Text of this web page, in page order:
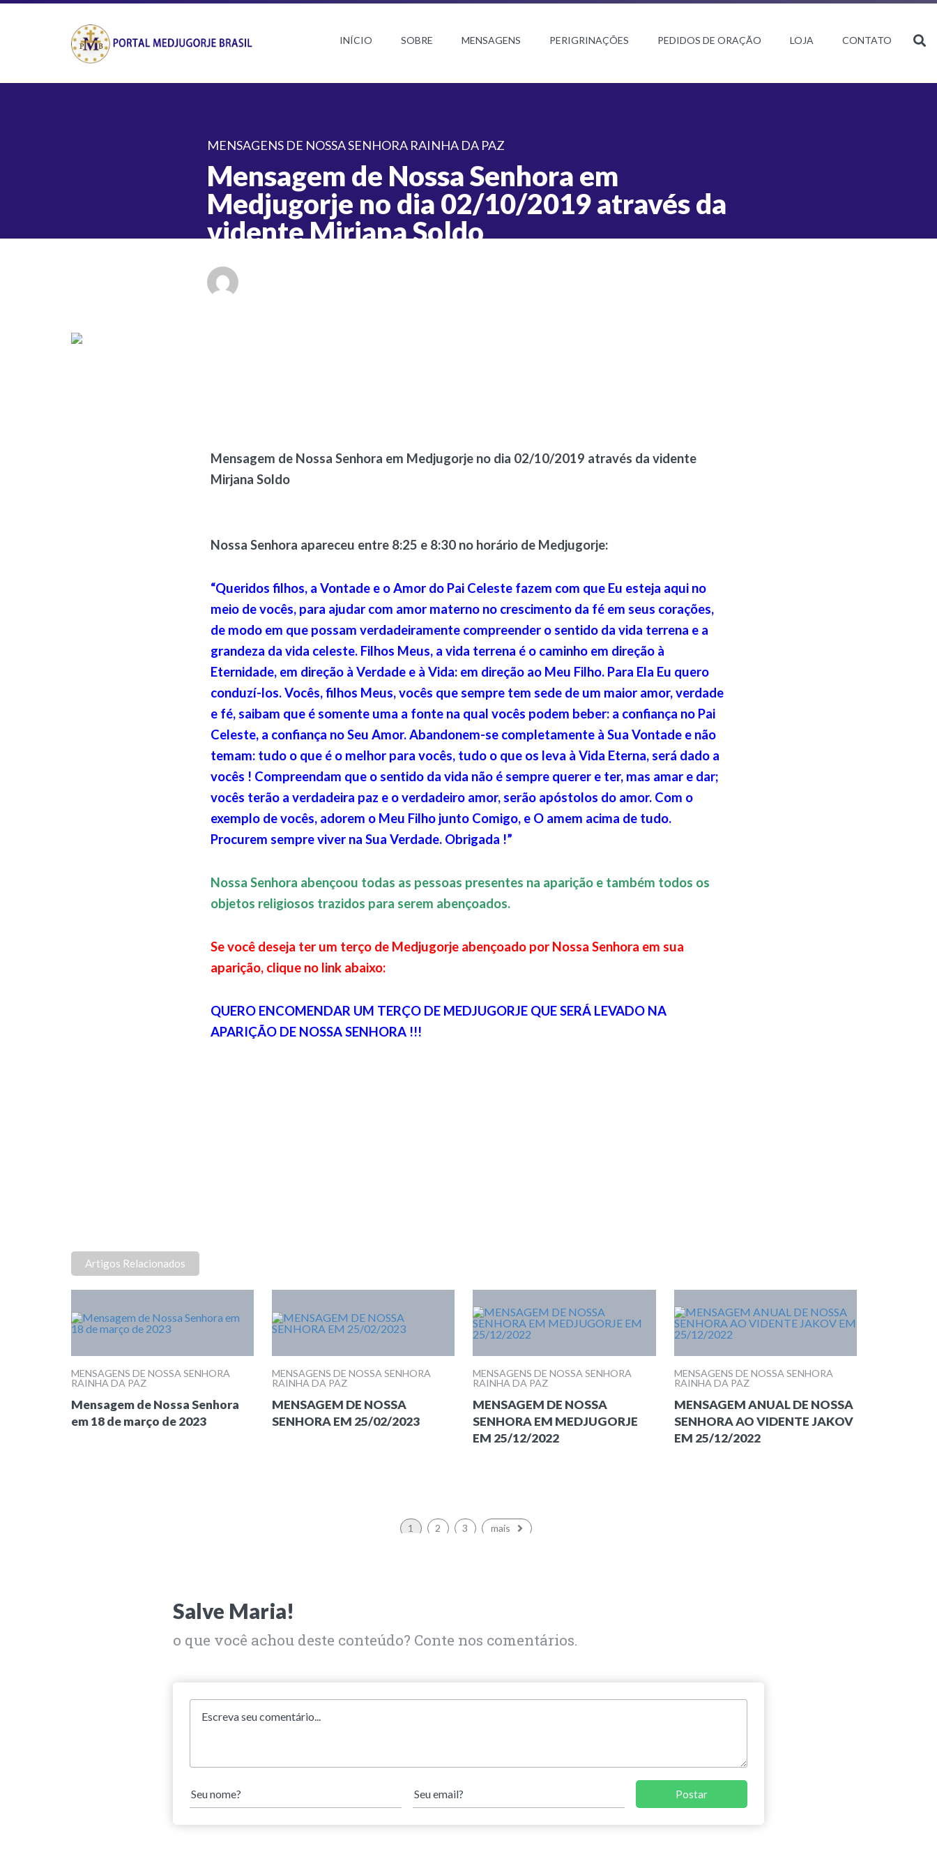
INÍCIO SOBRE MENSAGENS PERIGRINAÇÕES PEDIDOS DE ORAÇÃO LOJA CONTATO
MENSAGENS DE NOSSA SENHORA RAINHA DA PAZ
Mensagem de Nossa Senhora em
Medjugorje no dia 02/10/2019 através da
vidente Mirjana Soldo
Mensagem de Nossa Senhora em Medjugorje no dia 02/10/2019 através da vidente
Mirjana Soldo
Nossa Senhora apareceu entre 8:25 e 8:30 no horário de Medjugorje:
“Queridos filhos, a Vontade e o Amor do Pai Celeste fazem com que Eu esteja aqui no
meio de vocês, para ajudar com amor materno no crescimento da fé em seus corações,
de modo em que possam verdadeiramente compreender o sentido da vida terrena e a
grandeza da vida celeste. Filhos Meus, a vida terrena é o caminho em direção à
Eternidade, em direção à Verdade e à Vida: em direção ao Meu Filho. Para Ela Eu quero
conduzí-los. Vocês, filhos Meus, vocês que sempre tem sede de um maior amor, verdade
e fé, saibam que é somente uma a fonte na qual vocês podem beber: a confiança no Pai
Celeste, a confiança no Seu Amor. Abandonem-se completamente à Sua Vontade e não
temam: tudo o que é o melhor para vocês, tudo o que os leva à Vida Eterna, será dado a
vocês ! Compreendam que o sentido da vida não é sempre querer e ter, mas amar e dar;
vocês terão a verdadeira paz e o verdadeiro amor, serão apóstolos do amor. Com o
exemplo de vocês, adorem o Meu Filho junto Comigo, e O amem acima de tudo.
Procurem sempre viver na Sua Verdade. Obrigada !”
Nossa Senhora abençoou todas as pessoas presentes na aparição e também todos os
objetos religiosos trazidos para serem abençoados.
Se você deseja ter um terço de Medjugorje abençoado por Nossa Senhora em sua
aparição, clique no link abaixo:
QUERO ENCOMENDAR UM TERÇO DE MEDJUGORJE QUE SERÁ LEVADO NA
APARIÇÃO DE NOSSA SENHORA !!!
Artigos Relacionados
MENSAGENS DE NOSSA SENHORA
RAINHA DA PAZ
Mensagem de Nossa Senhora
em 18 de março de 2023
MENSAGENS DE NOSSA SENHORA
RAINHA DA PAZ
MENSAGEM DE NOSSA
SENHORA EM 25/02/2023
MENSAGENS DE NOSSA SENHORA
RAINHA DA PAZ
MENSAGEM DE NOSSA
SENHORA EM MEDJUGORJE
EM 25/12/2022
MENSAGENS DE NOSSA SENHORA
RAINHA DA PAZ
MENSAGEM ANUAL DE NOSSA
SENHORA AO VIDENTE JAKOV
EM 25/12/2022
1 2 3 mais
Salve Maria!
o que você achou deste conteúdo? Conte nos comentários.